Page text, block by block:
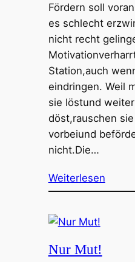
Fördern soll
es schlecht
nicht recht
Station,auch
eindringen. Weil
sie löstund
döst,rauschen
vorbeiund
nicht.Die…
Weiterlesen
Nur Mut!